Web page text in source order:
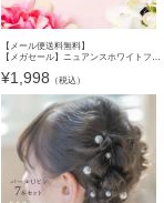
【メール便送料無料】
【メガセール】ニュアンスホワイトフラワーUピン 5本セット キャサリンコテージ YUP12《メール便優先商品》
¥1,998 （税込）